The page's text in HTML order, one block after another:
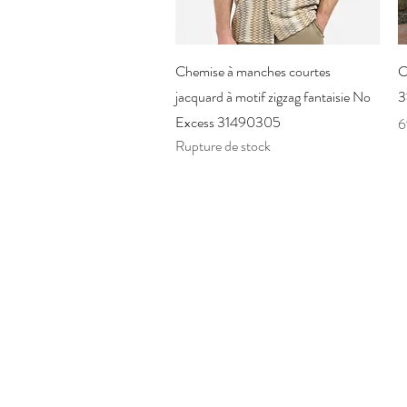
Aperçu rapide
Chemise à manches courtes
jacquard à motif zigzag fantaisie No
Excess 31490305
Rupture de stock